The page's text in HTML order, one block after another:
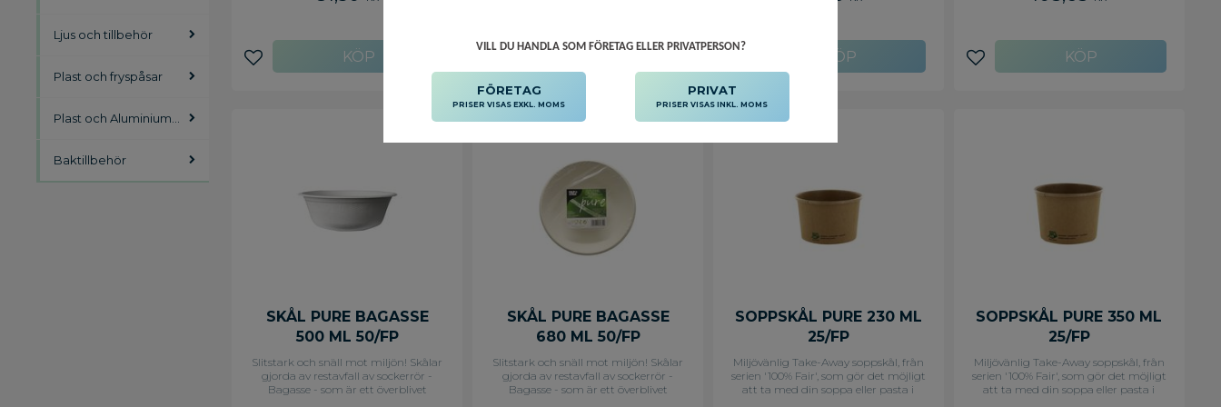
tillverkat av förnybara råvaror som är
storlekarna 230, 350 och 470 ml.
Idelaisk för cateringsfirmor eller
restauranger. - Mått: Ø 9,8 cm, höjd
beläggning. - För bägare 230, 350,
Lägg till i favoriter
miljön än andra engångsartiklar
gjorda av andra material. - Format:
Skål - Mått: Ø 11 cm x 4,2 cm - Färg:
Lägg till i favoriter
det i komposten. Det är alltså bara
miljön än andra engångsartiklar
gjorda av andra material. - Format:
Skål - Mått: Ø 15,5 cm x 4,6 cm - Färg:
Lägg till i favoriter
SKÅL PURE BAGASSE
500 ML 50/FP
Slitstark och snäll mot miljön! Skålar
gjorda av restavfall av sockerrör -
Bagasse - som är ett överblivet
SKÅL PURE BAGASSE
680 ML 50/FP
Slitstark och snäll mot miljön! Skålar
gjorda av restavfall av sockerrör -
Bagasse - som är ett överblivet
SOPPSKÅL PURE 230 ML
25/FP
Miljövänlig Take-Away soppskål, från
serien '100% Fair', som gör det möjligt
att ta med din soppa eller pasta i
SOPPSKÅL PURE 350 ML
25/FP
Miljövänlig Take-Away soppskål, från
serien '100% Fair', som gör det möjligt
att ta med din soppa eller pasta i
Ljus och tillbehör
Plast och fryspåsar
Plast och Aluminiumfolie
Baktillbehör
VILL DU HANDLA SOM FÖRETAG ELLER PRIVATPERSON?
FÖRETAG
PRISER VISAS EXKL. MOMS
PRIVAT
PRISER VISAS INKL. MOMS